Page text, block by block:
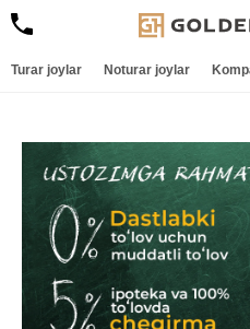
Turar joylar Noturar joylar